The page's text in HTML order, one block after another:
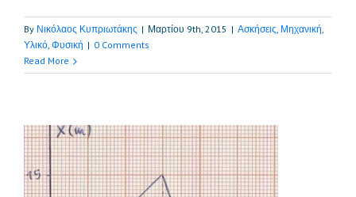
By Νικόλαος Κυπριωτάκης | Μαρτίου 9th, 2015 | Ασκήσεις, Μηχανική,
Υλικό, Φυσική | 0 Comments
Read More